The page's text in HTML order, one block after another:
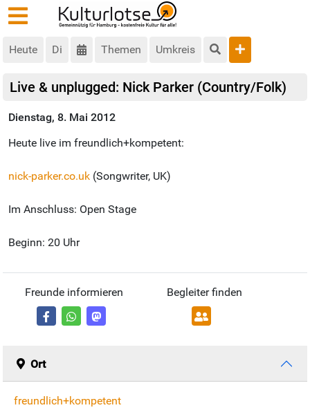
Heute Di Themen Umkreis
Live & unplugged: Nick Parker (Country/Folk)
Dienstag, 8. Mai 2012
Heute live im freundlich+kompetent:
nick-parker.co.uk (Songwriter, UK)
Im Anschluss: Open Stage
Beginn: 20 Uhr
Freunde informieren Begleiter finden
Ort
freundlich+kompetent